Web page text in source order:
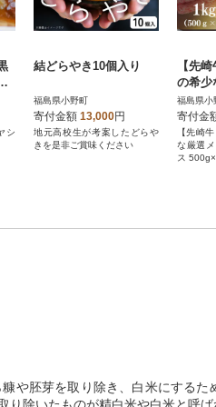
シ
結どらやき10個入り
福島県小野町
寄付金額 13,000円
地元高校生が考案したどらや
きを是非ご賞味ください
【先
の希
ロース
0g×2
福島県小
寄付金
【先崎
な厳選
ス
や胚芽を取り除き、白米にする
除いたものが精白米や白米と呼